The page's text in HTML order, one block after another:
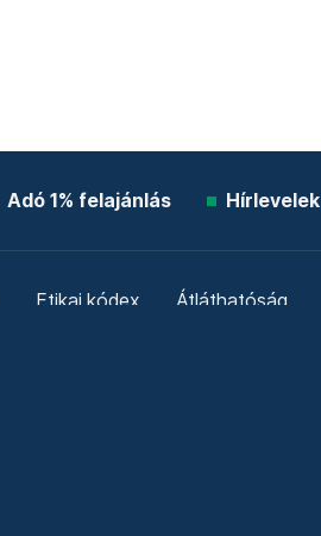
Adó 1% felajánlás Hírlevelek
Etikai kódex Átláthatóság